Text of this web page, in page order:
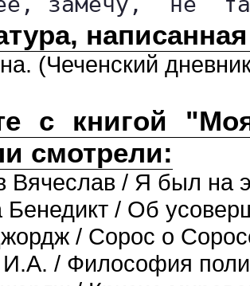
(Чеченский
с книгой
смотрели:
Вячеслав / Я был на
Бенедикт / Об
/ Сорос о
И.А. / Философия